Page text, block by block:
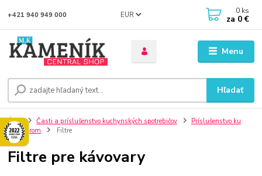
Menu
EUR
Hľadať
+421 940 949 000 0 ks
za 0 €
Úvod Časti a príslušenstvo kuchynských spotrebičov
Príslušenstvo ku
kávovarom
Filtre
Filtre pre kávovary